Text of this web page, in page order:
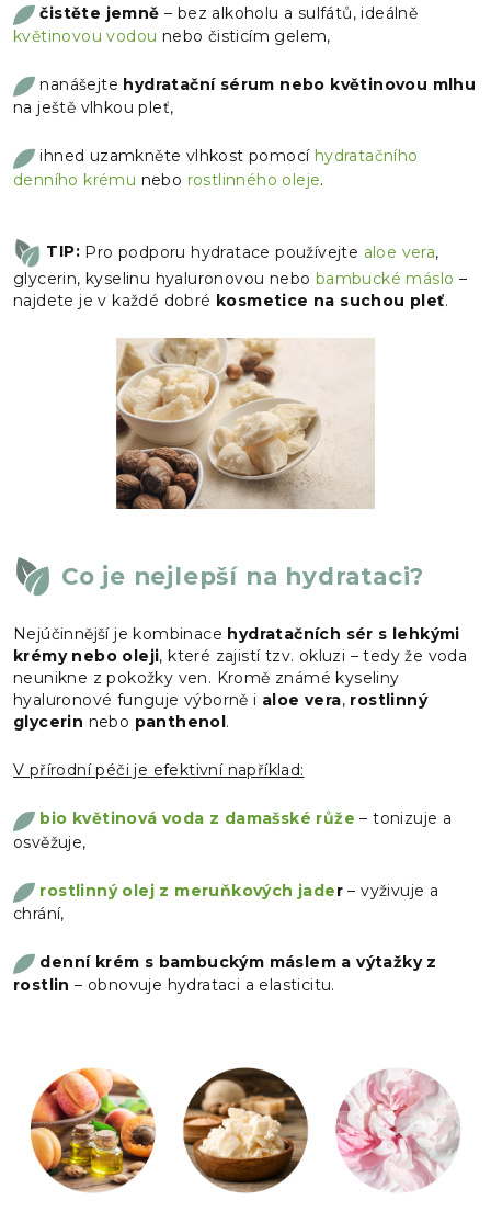
čistěte jemně – bez alkoholu a sulfátů, ideálně
květinovou vodou nebo čisticím gelem,
nanášejte hydratační sérum nebo květinovou mlhu
na ještě vlhkou pleť,
ihned uzamkněte vlhkost pomocí hydratačního
denního krému nebo rostlinného oleje.
TIP: Pro podporu hydratace používejte aloe vera,
glycerin, kyselinu hyaluronovou nebo bambucké máslo –
najdete je v každé dobré kosmetice na suchou pleť.
Co je nejlepší na hydrataci?
Nejúčinnější je kombinace hydratačních sér s lehkými
krémy nebo oleji, které zajistí tzv. okluzi – tedy že voda
neunikne z pokožky ven. Kromě známé kyseliny
hyaluronové funguje výborně i aloe vera, rostlinný
glycerin nebo panthenol .
V přírodní péči je efektivní například:
bio květinová voda z damašské růže – tonizuje a
osvěžuje,
rostlinný olej z meruňkových jader – vyživuje a
chrání,
denní krém s bambuckým máslem a výtažky z
rostlin – obnovuje hydrataci a elasticitu.